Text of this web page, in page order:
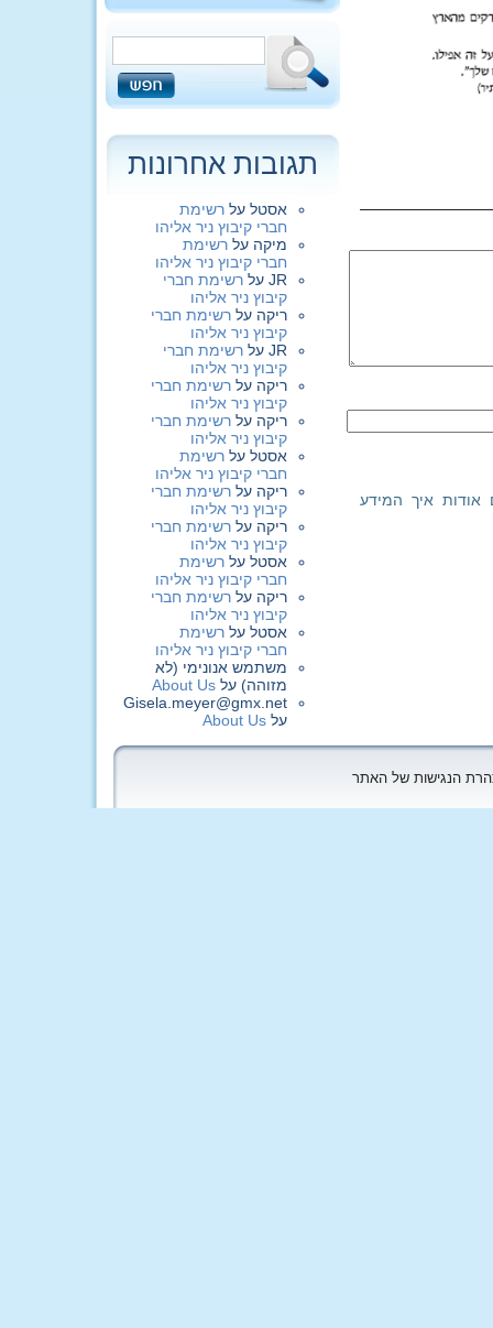
אודות איך המידע
תגובות אחרונות
אסטל על רשימת
חברי קיבוץ ניר אליהו
מיקה על רשימת
חברי קיבוץ ניר אליהו
JR על רשימת חברי
קיבוץ ניר אליהו
ריקה על רשימת חברי
קיבוץ ניר אליהו
JR על רשימת חברי
קיבוץ ניר אליהו
ריקה על רשימת חברי
קיבוץ ניר אליהו
ריקה על רשימת חברי
קיבוץ ניר אליהו
אסטל על רשימת
חברי קיבוץ ניר אליהו
ריקה על רשימת חברי
קיבוץ ניר אליהו
ריקה על רשימת חברי
קיבוץ ניר אליהו
אסטל על רשימת
חברי קיבוץ ניר אליהו
ריקה על רשימת חברי
קיבוץ ניר אליהו
אסטל על רשימת
חברי קיבוץ ניר אליהו
משתמש אנונימי (לא
מזוהה) על About Us
Gisela.meyer@gmx.net
על About Us
הנגישות של האתר